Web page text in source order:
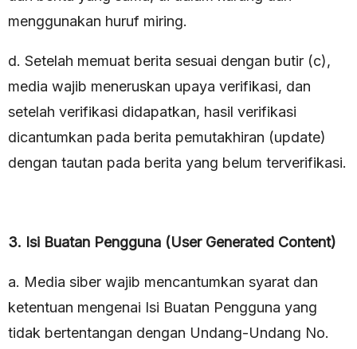
menggunakan huruf miring.
d. Setelah memuat berita sesuai dengan butir (c),
media wajib meneruskan upaya verifikasi, dan
setelah verifikasi didapatkan, hasil verifikasi
dicantumkan pada berita pemutakhiran (update)
dengan tautan pada berita yang belum terverifikasi.
3. Isi Buatan Pengguna (User Generated Content)
a. Media siber wajib mencantumkan syarat dan
ketentuan mengenai Isi Buatan Pengguna yang
tidak bertentangan dengan Undang-Undang No.